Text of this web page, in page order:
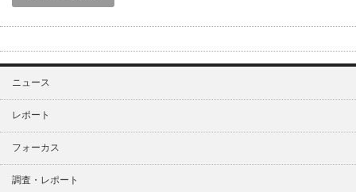
ニュース
レポート
フォーカス
調査・レポート